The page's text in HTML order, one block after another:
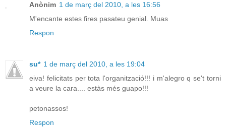
Anònim 1 de març del 2010, a les 16:56
M'encante estes fires pasateu genial. Muas
Respon
su* 1 de març del 2010, a les 19:04
eiva! felicitats per tota l'organització!!! i m'alegro q se't torni
a veure la cara.... estàs més guapo!!!
petonassos!
Respon